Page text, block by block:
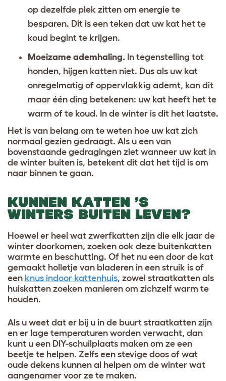
op dezelfde plek zitten om energie te
besparen. Dit is een teken dat uw kat het te
koud begint te krijgen.
Moeizame ademhaling. In tegenstelling tot
honden, hijgen katten niet. Dus als uw kat
onregelmatig of oppervlakkig ademt, kan dit
maar één ding betekenen: uw kat heeft het te
warm of te koud. In de winter is dit het laatste.
Het is van belang om te weten hoe uw kat zich
normaal gezien gedraagt. Als u een van
bovenstaande gedragingen ziet wanneer uw kat in
de winter buiten is, betekent dit dat het tijd is om
naar binnen te gaan.
KUNNEN KATTEN ’S
WINTERS BUITEN LEVEN?
Hoewel er heel wat zwerfkatten zijn die elk jaar de
winter doorkomen, zoeken ook deze buitenkatten
warmte en beschutting. Of het nu een door de kat
gemaakt holletje van bladeren in een struik is of
een knus indoor kattenhuis, zowel straatkatten als
huiskatten zoeken manieren om zichzelf warm te
houden.
Als u weet dat er bij u in de buurt straatkatten zijn
en er lage temperaturen worden verwacht, dan
kunt u een DIY-schuilplaats maken om ze een
beetje te helpen. Zelfs een stevige doos of wat
oude dekens kunnen al helpen om de winter wat
aangenamer voor ze te maken.